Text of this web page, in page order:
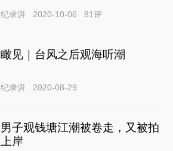
纪录湃 2020-10-06 81评
瞰见｜台风之后观海听潮
纪录湃 2020-08-29
男子观钱塘江潮被卷走，又被拍
上岸